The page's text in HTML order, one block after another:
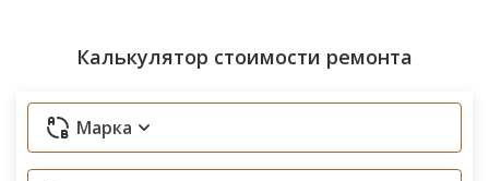
Калькулятор стоимости ремонта
Марка